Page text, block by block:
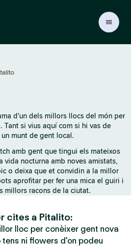
d'un dels millors llocs del món per
si vius aquí com si hi vas de
munt de gent local.
amb gent que tingui els mateixos
vida nocturna amb noves amistats,
o deixa que et convidin a la millor
aprofitar per fer una mica el guiri i
millors racons de la ciutat.
cites a Pitalito:
lloc per conèixer gent nova
ni flowers d'on podeu